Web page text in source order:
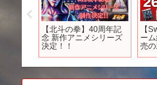
【北斗の拳】40周年記
念 新作アニメシリーズ
決定！！
【
ー
売